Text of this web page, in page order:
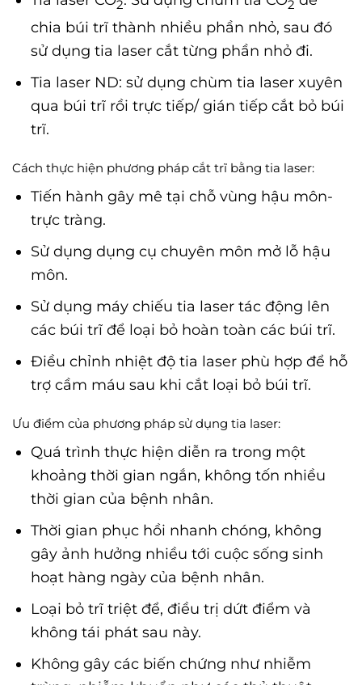
2 2
chia búi trĩ thành nhiều phần nhỏ, sau đó
sử dụng tia laser cắt từng phần nhỏ đi.
Tia laser ND: sử dụng chùm tia laser xuyên
qua búi trĩ rồi trực tiếp/ gián tiếp cắt bỏ búi
trĩ.
Cách thực hiện phương pháp cắt trĩ bằng tia laser:
Tiến hành gây mê tại chỗ vùng hậu môn-
trực tràng.
Sử dụng dụng cụ chuyên môn mở lỗ hậu
môn.
Sử dụng máy chiếu tia laser tác động lên
các búi trĩ để loại bỏ hoàn toàn các búi trĩ.
Điều chỉnh nhiệt độ tia laser phù hợp để hỗ
trợ cầm máu sau khi cắt loại bỏ búi trĩ.
Ưu điểm của phương pháp sử dụng tia laser:
Quá trình thực hiện diễn ra trong một
khoảng thời gian ngắn, không tốn nhiều
thời gian của bệnh nhân.
Thời gian phục hồi nhanh chóng, không
gây ảnh hưởng nhiều tới cuộc sống sinh
hoạt hàng ngày của bệnh nhân.
Loại bỏ trĩ triệt để, điều trị dứt điểm và
không tái phát sau này.
Không gây các biến chứng như nhiễm